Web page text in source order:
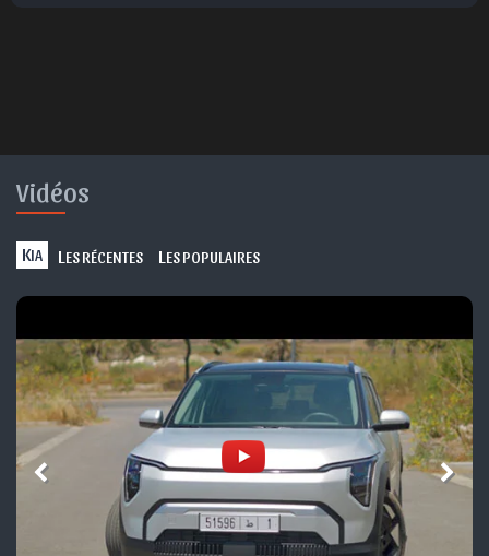
Vidéos
KIA L ES RÉCENTES L ES POPULAIRES